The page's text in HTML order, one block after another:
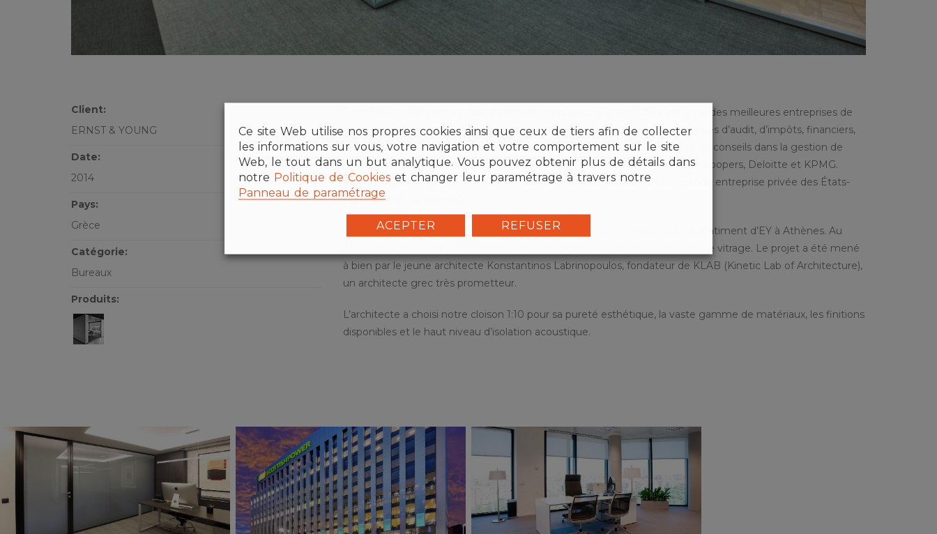
Client:
ERNST & YOUNG
Date:
2014
Pays:
Grèce
Catégorie:
Bureaux
Produits:
Ernst&Young, désormais mondialement connue sous le nom d’EY est l’une des meilleures entreprises de
services professionnels du monde entier, proposant notamment des services d’audit, d’impôts, financiers,
de comptabilité, des services de calculs et d’études actuarielles ainsi que de conseils dans la gestion de
l’entreprise. EY fait partie de l’un des quatre grands, avec PricewaterhouseCoopers, Deloitte et KPMG.
Selon la revue Forbes, à la fin de l’année 2013, elle est la dixième plus grande entreprise privée des États-
Unis (Source : Wikipedia).
Dynamobel a mené à bien l’installation de toutes les cloisons du nouveau bâtiment d’EY à Athènes. Au
total, il a installé 2.200 mètres carrés de cloisons pleines et dotées du double vitrage. Le projet a été mené
à bien par le jeune architecte Konstantinos Labrinopoulos, fondateur de KLAB (Kinetic Lab of Architecture),
un architecte grec très prometteur.
L’architecte a choisi notre cloison 1:10 pour sa pureté esthétique, la vaste gamme de matériaux, les finitions
disponibles et le haut niveau d’isolation acoustique.
Ce site Web utilise nos propres cookies ainsi que ceux de tiers afin de collecter
les informations sur vous, votre navigation et votre comportement sur le site
Web, le tout dans un but analytique. Vous pouvez obtenir plus de détails dans
notre Politique de Cookies et changer leur paramétrage à travers notre
Panneau de paramétrage
ACEPTER REFUSER